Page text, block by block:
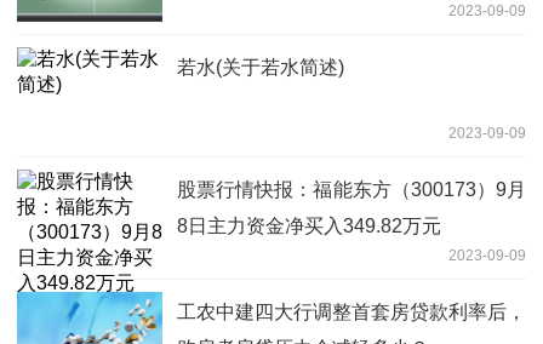
2023-09-09
若水(关于若水简述)
2023-09-09
股票行情快报：福能东方（300173）9月
8日主力资金净买入349.82万元
2023-09-09
工农中建四大行调整首套房贷款利率后，